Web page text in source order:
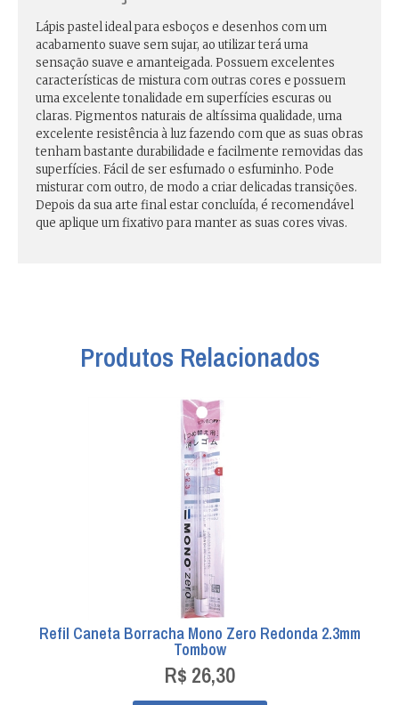
Lápis pastel ideal para esboços e desenhos com um
acabamento suave sem sujar, ao utilizar terá uma
sensação suave e amanteigada. Possuem excelentes
características de mistura com outras cores e possuem
uma excelente tonalidade em superfícies escuras ou
claras. Pigmentos naturais de altíssima qualidade, uma
excelente resistência à luz fazendo com que as suas obras
tenham bastante durabilidade e facilmente removidas das
superfícies. Fácil de ser esfumado o esfuminho. Pode
misturar com outro, de modo a criar delicadas transições.
Depois da sua arte final estar concluída, é recomendável
que aplique um fixativo para manter as suas cores vivas.
Produtos Relacionados
Refil Caneta Borracha Mono Zero Redonda 2.3mm
Tombow
R$ 26,30